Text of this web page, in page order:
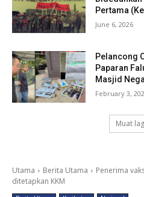
Pertama
June 6, 2026
Pelancong
Paparan
Masjid
February 3,
Muat